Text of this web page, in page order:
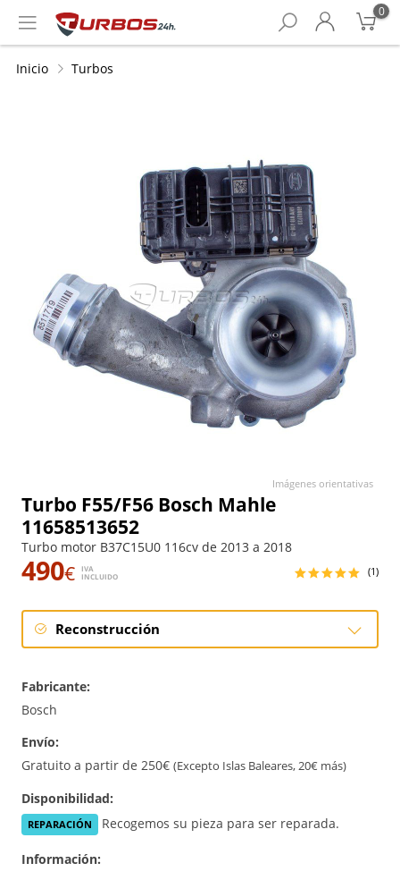
0
Inicio Turbos
Turbo F55/F56 Bosch Mahle
11658513652
Turbo motor B37C15U0 116cv de 2013 a 2018
490€
IVA
INCLUIDO
(1)
Reconstrucción
Fabricante:
Bosch
Envío:
Gratuito a partir de 250€ (Excepto Islas Baleares, 20€ más)
Disponibilidad:
REPARACIÓN Recogemos su pieza para ser reparada.
Información:
Imágenes orientativas